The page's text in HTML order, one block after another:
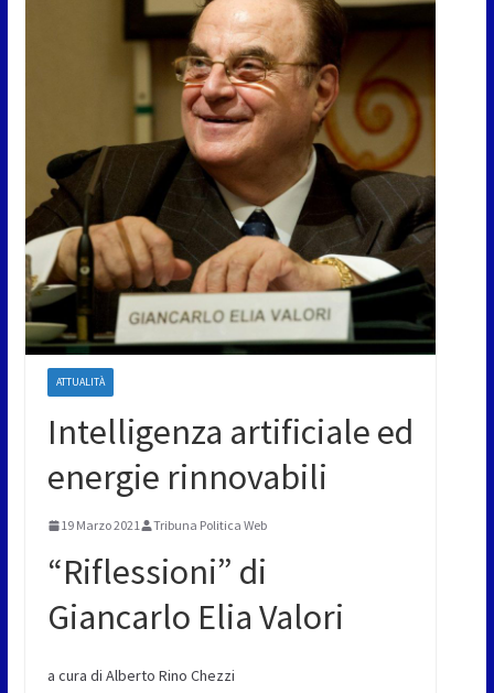
ATTUALITÀ
Intelligenza artificiale ed
energie rinnovabili
19 Marzo 2021 Tribuna Politica Web
“Riflessioni” di
Giancarlo Elia Valori
a cura di Alberto Rino Chezzi